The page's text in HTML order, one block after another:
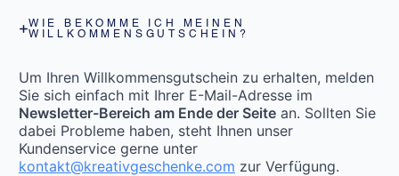
WIE BEKOMME ICH MEINEN
WILLKOMMENSGUTSCHEIN?
Um Ihren Willkommensgutschein zu erhalten, melden
Sie sich einfach mit Ihrer E-Mail-Adresse im
Newsletter-Bereich am Ende der Seite an. Sollten Sie
dabei Probleme haben, steht Ihnen unser
Kundenservice gerne unter
kontakt@kreativgeschenke.com zur Verfügung.